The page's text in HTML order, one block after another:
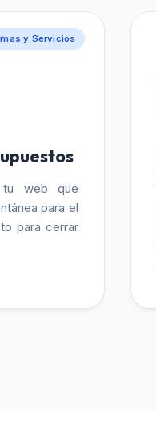
y Servicios
tu web que
para el
para cerrar